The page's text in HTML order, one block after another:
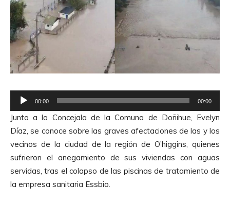
e
p
r
o
d
u
c
00:00 00:00
Junto a la Concejala de la Comuna de Doñihue, Evelyn
Díaz, se conoce sobre las graves afectaciones de las y los
vecinos de la ciudad de la región de O’higgins, quienes
sufrieron el anegamiento de sus viviendas con aguas
servidas, tras el colapso de las piscinas de tratamiento de
la empresa sanitaria Essbio.